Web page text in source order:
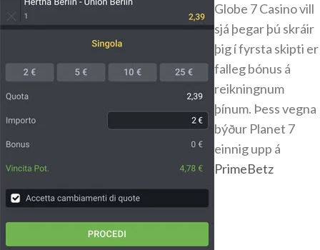
Globe 7 Casino vill
sjá þegar þú skráir
þig í fyrsta skipti er
falleg bónus á
reikningnum
þínum. Þess vegna
býður Planet 7
einnig upp á
PrimeBetz